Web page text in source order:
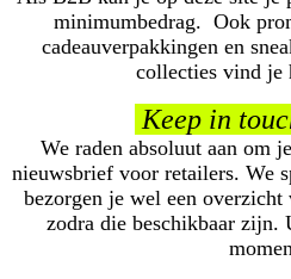
minimumbedrag. Ook
cadeauverpakkingen en
collecties vind je
Keep in
We raden absoluut aan om
nieuwsbrief voor retailers. We
bezorgen je wel een
zodra die beschikbaar